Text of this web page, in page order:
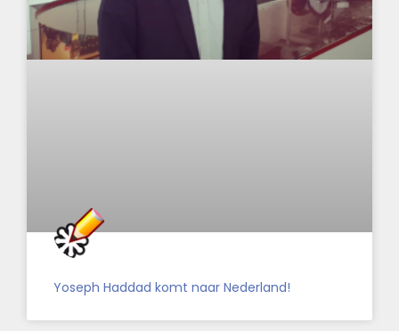
Yoseph Haddad komt naar Nederland!